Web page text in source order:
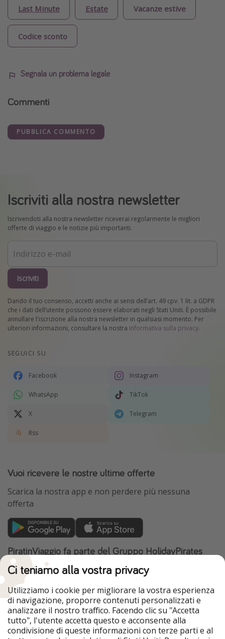
Last Minute Estate Vacanze estive
Codice sconto
Segnala un problema legale
Commenti
PUBBLICA COMMENTO
Iscriviti alla nostra newsletter
Iscrivendoti alla nostra newsletter riceverai regolarmente le migliori
offerte di viaggio e le notizie più importanti.
Iscriviti
Dando il tuo consenso, accetti anche ai sensi dell’art. 49 cpv. 1 lit. a GDPR
che i dati dell’utente possono essere elaborati negli Stati Uniti. È possibile
annullare l'iscrizione alla nostra newsletter in qualsiasi momento. Per
ulteriori informazioni, consultare la nostra informativa sulla privacy.
SEGUICI SU
Facebook Instagram
WhatsApp TikTok
X Telegram
Rss
Vuoi ricevere le nostre ultime offerte
Scarica la nostra app e non perdere più nessuna
offerta
PiratinViaggio fa parte del Gruppo HolidayPirates
I nostri mercati
HolidayPirates
VakantiePiraten
WakacyjniPiraci
VoyagesPirates
Ferienpiraten
Urlaubspiraten
Urlaubspiraten
ViajerosPiratas
TravelPirates
Ci teniamo alla vostra privacy
Utilizziamo i cookie per migliorare la vostra esperienza
di navigazione, proporre contenuti personalizzati e
analizzare il nostro traffico. Facendo clic su "Accetta
tutto", l'utente accetta questo e acconsente alla
condivisione di queste informazioni con terze parti e al